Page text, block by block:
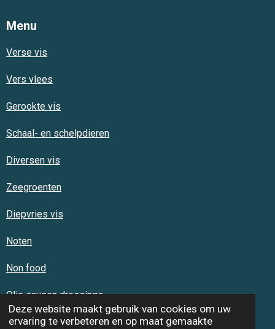
Deze website maakt gebruik van cookies om uw
ervaring te verbeteren en op maat gemaakte
Menu
Verse vis
Vers vlees
Gerookte vis
Schaal- en schelpdieren
Diversen vis
Zeegroenten
Diepvries vis
Noten
Non food
Olie sauzen dressings
Reclame